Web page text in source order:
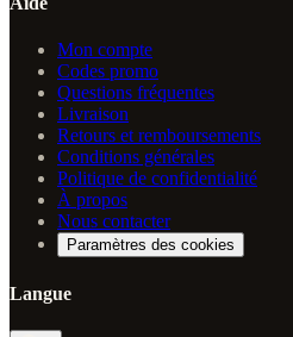
Mon compte
Codes promo
Questions fréquentes
Livraison
Retours et remboursements
Conditions générales
Politique de confidentialité
À propos
Nous contacter
Paramètres des cookies
Langue